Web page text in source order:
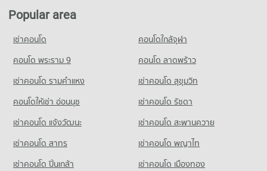
Condo for Rent Big C Extra Samrong
5,789 properties for rent
1,859 properties for sale
Condo Big C Super Center Samut Prakan
PROJECT_COUNT
Condo for Rent Big C Super Center Samut Prakan
1,112 properties for rent
Condo for Sale Big C Super Center Samut Prakan
356 properties for sale
Condo Bhakasa Industrial
2,322 properties for rent
Condo for Sale near Bhakasa Industrial
756 properties for sale
Condo Bang Pu Industrial Estate
PROJECT_COUNT
Condo for Rent near Bang Pu Industrial Estate
Condo for Sale near Samrong Hospital
4,018 properties for sale
Popular area
เช่าคอนโด
คอนโดใกล้จุฬา
คอนโด พระราม 9
คอนโด ลาดพร้าว
เช่าคอนโด รามคําแหง
เช่าคอนโด สุขุมวิท
คอนโดให้เช่า อ่อนนุช
เช่าคอนโด รัชดา
เช่าคอนโด แจ้งวัฒนะ
เช่าคอนโด สะพานควาย
เช่าคอนโด สาทร
เช่าคอนโด พญาไท
เช่าคอนโด ปิ่นเกล้า
เช่าคอนโด เมืองทอง